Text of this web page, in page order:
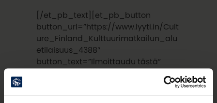
[/et_pb_text][et_pb_button
button_url=”https://www.lyyti.in/Cult
ure_Finland_Kulttuurimatkailun_alu
etilaisuus_4388″
button_text=”Ilmoittaudu tästä”